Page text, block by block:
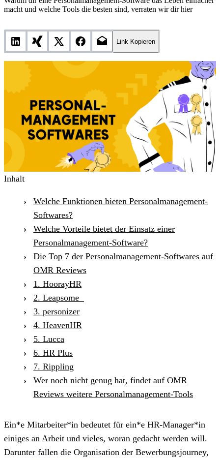
macht und welche Tools die besten sind, verraten wir dir hier
Link Kopieren
Inhalt
Welche Funktionen bieten Personalmanagement-
Softwares?
Welche Vorteile bietet der Einsatz einer
Personalmanagement-Software?
Die Top 7 der Personalmanagement-Softwares auf
OMR Reviews
1. HoorayHR
2. Leapsome
3. personizer
4. HeavenHR
5. Lucca
6. HR Plus
7. Rippling
Wer noch nicht genug hat, findet auf OMR
Reviews weitere Personalmanagement-Tools
Ein*e Mitarbeiter*in bedeutet für ein*e HR-Manager*in
einiges an Arbeit und vieles, woran gedacht werden will.
Darunter fallen die Organisation der Bewerbungsjourney,